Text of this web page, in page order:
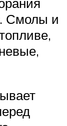
Смолы и